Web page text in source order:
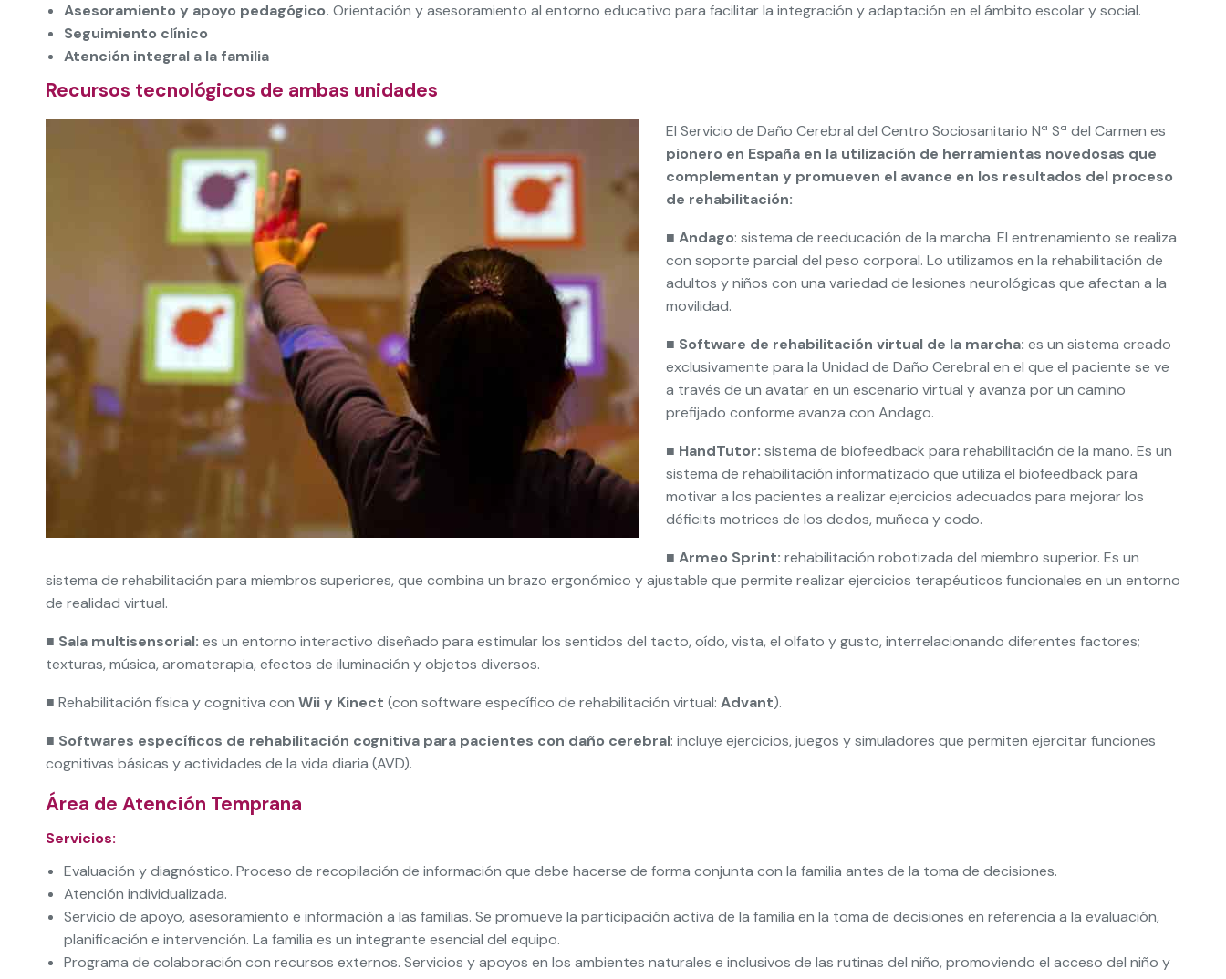
Asesoramiento y apoyo pedagógico. Orientación y asesoramiento al entorno educativo para facilitar la integración y adaptación en el ámbito escolar y social.
Seguimiento clínico
Atención integral a la familia
Recursos tecnológicos de ambas unidades
El Servicio de Daño Cerebral del Centro Sociosanitario Nª Sª del Carmen es
pionero en España en la utilización de herramientas novedosas que
complementan y promueven el avance en los resultados del proceso
de rehabilitación:
■ Andago: sistema de reeducación de la marcha. El entrenamiento se realiza
con soporte parcial del peso corporal. Lo utilizamos en la rehabilitación de
adultos y niños con una variedad de lesiones neurológicas que afectan a la
movilidad.
■ Software de rehabilitación virtual de la marcha: es un sistema creado
exclusivamente para la Unidad de Daño Cerebral en el que el paciente se ve
a través de un avatar en un escenario virtual y avanza por un camino
prefijado conforme avanza con Andago.
■ HandTutor: sistema de biofeedback para rehabilitación de la mano. Es un
sistema de rehabilitación informatizado que utiliza el biofeedback para
motivar a los pacientes a realizar ejercicios adecuados para mejorar los
déficits motrices de los dedos, muñeca y codo.
■ Armeo Sprint: rehabilitación robotizada del miembro superior. Es un
sistema de rehabilitación para miembros superiores, que combina un brazo ergonómico y ajustable que permite realizar ejercicios terapéuticos funcionales en un entorno
de realidad virtual.
■ Sala multisensorial: es un entorno interactivo diseñado para estimular los sentidos del tacto, oído, vista, el olfato y gusto, interrelacionando diferentes factores;
texturas, música, aromaterapia, efectos de iluminación y objetos diversos.
■ Rehabilitación física y cognitiva con Wii y Kinect (con software específico de rehabilitación virtual: Advant).
■ Softwares específicos de rehabilitación cognitiva para pacientes con daño cerebral: incluye ejercicios, juegos y simuladores que permiten ejercitar funciones
cognitivas básicas y actividades de la vida diaria (AVD).
Área de Atención Temprana
Servicios:
Evaluación y diagnóstico. Proceso de recopilación de información que debe hacerse de forma conjunta con la familia antes de la toma de decisiones.
Atención individualizada.
Servicio de apoyo, asesoramiento e información a las familias. Se promueve la participación activa de la familia en la toma de decisiones en referencia a la evaluación,
planificación e intervención. La familia es un integrante esencial del equipo.
Programa de colaboración con recursos externos. Servicios y apoyos en los ambientes naturales e inclusivos de las rutinas del niño, promoviendo el acceso del niño y